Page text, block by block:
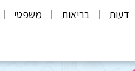
דעות בריאות משפטי